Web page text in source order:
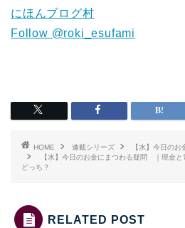
にほんブログ村
Follow @roki_esufami
HOME 連載シリーズ
【水】今日の
【水】今日のお金にまつわる疑問 ｜現金
どっち？
RELATED POST